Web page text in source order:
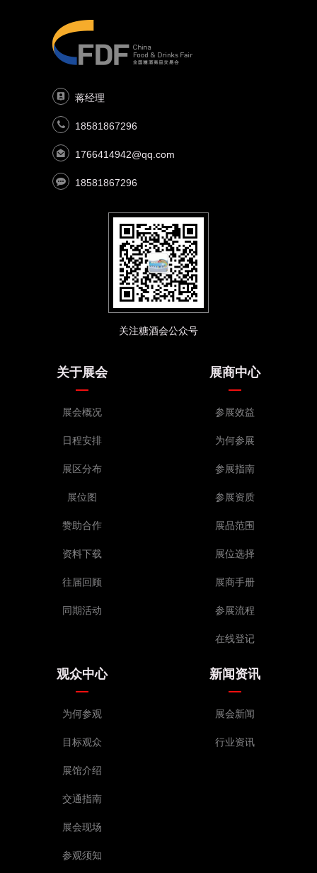
蒋经理
18581867296
1766414942@qq.com
18581867296
关注糖酒会公众号
关于展会
展会概况
日程安排
展区分布
展位图
赞助合作
资料下载
往届回顾
同期活动
展商中心
参展效益
为何参展
参展指南
参展资质
展品范围
展位选择
展商手册
参展流程
在线登记
观众中心
为何参观
目标观众
展馆介绍
交通指南
展会现场
参观须知
新闻资讯
展会新闻
行业资讯